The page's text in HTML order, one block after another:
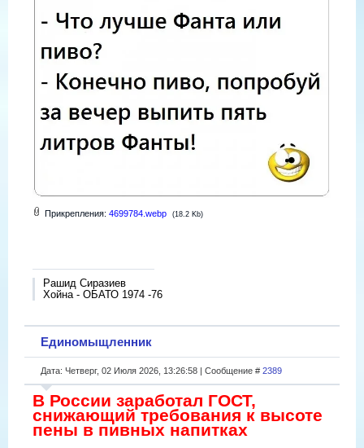
Прикрепления: 4699784.webp (18.2 Kb)
Рашид Сиразиев
Хойна - ОБАТО 1974 -76
Единомыщленник
Дата: Четверг, 02 Июля 2026, 13:26:58 | Сообщение # 2389
В России заработал ГОСТ,
снижающий требования к высоте
пены в пивных напитках